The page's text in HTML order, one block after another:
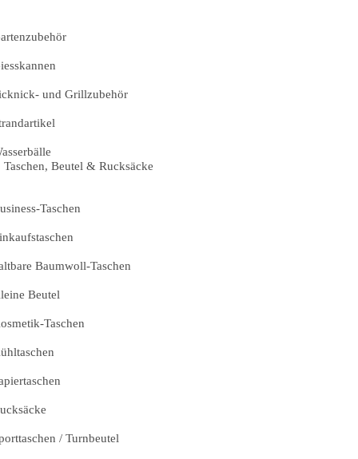
und Grillzubehör
Taschen, Beutel & Rucksäcke
Taschen
Baumwoll-Taschen
Beutel
Taschen
/ Turnbeutel